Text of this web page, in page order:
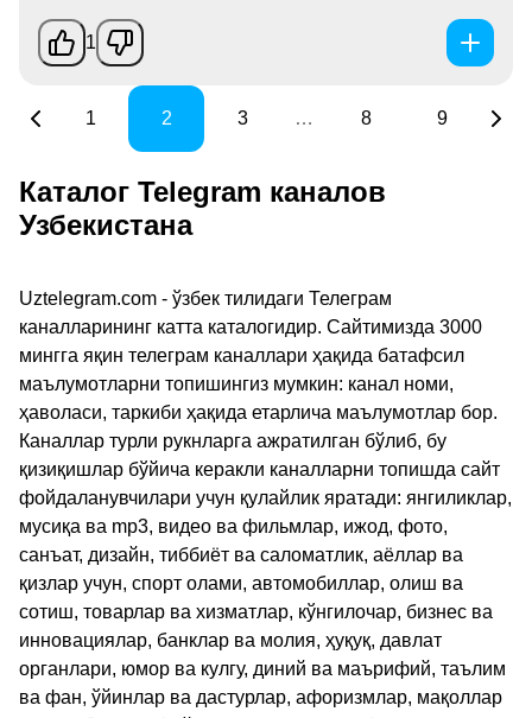
1
1 2 3 … 8 9
Каталог Telegram каналов
Узбекистана
Uztelegram.com - ўзбек тилидаги Телеграм
каналларининг катта каталогидир. Сайтимизда 3000
мингга яқин телеграм каналлари ҳақида батафсил
маълумотларни топишингиз мумкин: канал номи,
ҳаволаси, таркиби ҳақида етарлича маълумотлар бор.
Каналлар турли рукнларга ажратилган бўлиб, бу
қизиқишлар бўйича керакли каналларни топишда сайт
фойдаланувчилари учун қулайлик яратади: янгиликлар,
мусиқа ва mp3, видео ва фильмлар, ижод, фото,
санъат, дизайн, тиббиёт ва саломатлик, аёллар ва
қизлар учун, спорт олами, автомобиллар, олиш ва
сотиш, товарлар ва хизматлар, кўнгилочар, бизнес ва
инновациялар, банклар ва молия, ҳуқуқ, давлат
органлари, юмор ва кулгу, диний ва маърифий, таълим
ва фан, ўйинлар ва дастурлар, афоризмлар, мақоллар